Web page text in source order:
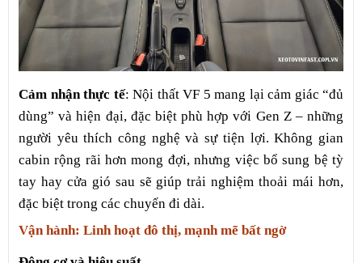
Cảm nhận thực tế: Nội thất VF 5 mang lại cảm giác “đủ
dùng” và hiện đại, đặc biệt phù hợp với Gen Z – những
người yêu thích công nghệ và sự tiện lợi. Không gian
cabin rộng rãi hơn mong đợi, nhưng việc bổ sung bệ tỳ
tay hay cửa gió sau sẽ giúp trải nghiệm thoải mái hơn,
đặc biệt trong các chuyến đi dài.
Vận hành: Linh hoạt đô thị, mạnh mẽ bất ngờ